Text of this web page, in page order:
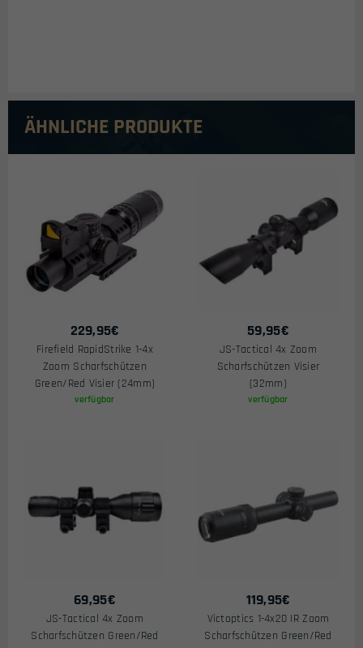
ÄHNLICHE PRODUKTE
229,95€
Firefield RapidStrike 1-4x
Zoom Scharfschützen
Green/Red Visier (24mm)
verfügbar
59,95€
JS-Tactical 4x Zoom
Scharfschützen Visier
(32mm)
verfügbar
69,95€
JS-Tactical 4x Zoom
Scharfschützen Green/Red
119,95€
Victoptics 1-4x20 IR Zoom
Scharfschützen Green/Red